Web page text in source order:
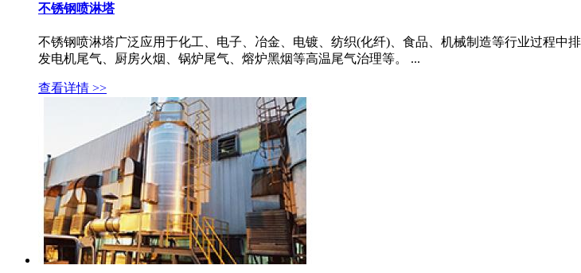
不锈钢喷淋塔
不锈钢喷淋塔广泛应用于化工、电子、冶金、电镀、纺织(化纤)、食品、机械制造等行业过程中
发电机尾气、厨房火烟、锅炉尾气、熔炉黑烟等高温尾气治理等。 ...
查看详情 >>